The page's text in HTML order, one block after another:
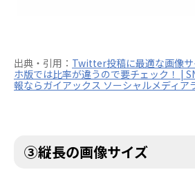
出典・引用： Twitter投稿に最適な画像
ホ版では比率が違うので要チェック！ |
報ならガイアックス ソーシャルメディア
③縦長の画像サイズ